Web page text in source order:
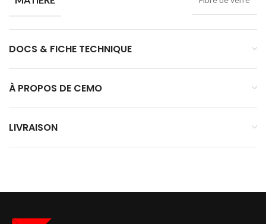
DOCS & FICHE TECHNIQUE
À PROPOS DE CEMO
LIVRAISON